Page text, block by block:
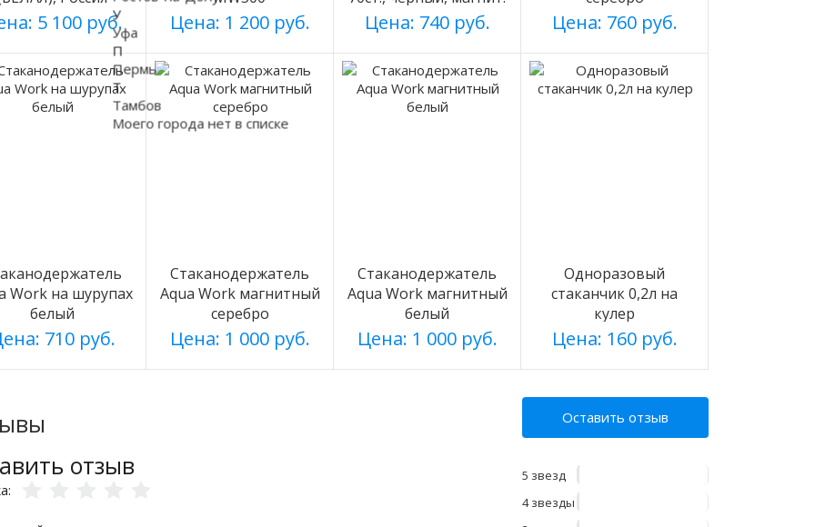
5 100 руб. Цена: 1 200 руб. Цена: 740 руб. Цена: 760 руб.
Work на шурупах
белый
710 руб.
Стаканодержатель
Aqua Work магнитный
серебро
Цена: 1 000 руб.
Стаканодержатель
Aqua Work магнитный
белый
Цена: 1 000 руб.
Одноразовый
стаканчик 0,2л на
кулер
Цена: 160 руб.
отзыв
Оставить отзыв
5 звезд
4 звезды
У
Уфа
П
Пермь
Т
Тамбов
Моего города нет в списке